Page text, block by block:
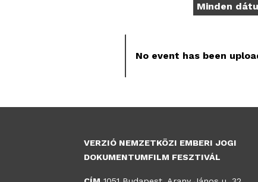
Minden
No event has been
VERZIÓ NEMZETKÖZI EMBERI JOGI
DOKUMENTUMFILM FESZTIVÁL